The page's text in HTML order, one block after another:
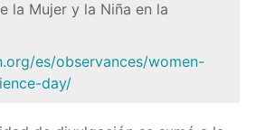
la Mujer y la Niña en la
es/observances/women-
day/